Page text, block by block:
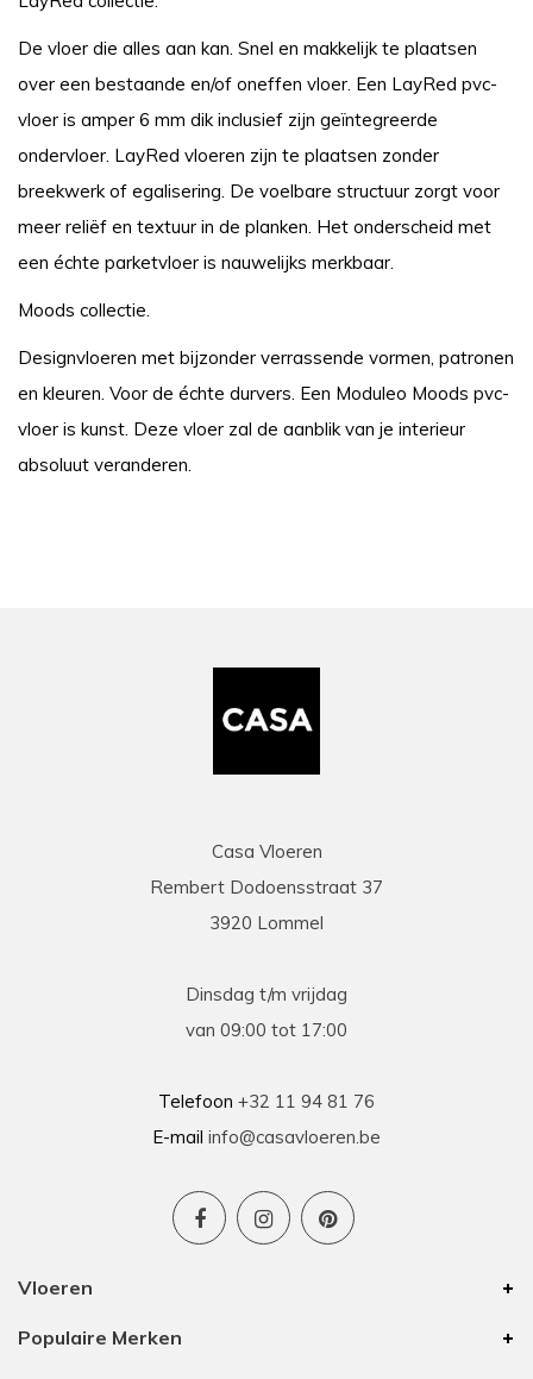
De vloer die alles aan kan. Snel en makkelijk te plaatsen
over een bestaande en/of oneffen vloer. Een LayRed pvc-
vloer is amper 6 mm dik inclusief zijn geïntegreerde
ondervloer. LayRed vloeren zijn te plaatsen zonder
breekwerk of egalisering. De voelbare structuur zorgt voor
meer reliëf en textuur in de planken. Het onderscheid met
een échte parketvloer is nauwelijks merkbaar.
Moods collectie.
Designvloeren met bijzonder verrassende vormen, patronen
en kleuren. Voor de échte durvers. Een Moduleo Moods pvc-
vloer is kunst. Deze vloer zal de aanblik van je interieur
absoluut veranderen.
Casa Vloeren
Rembert Dodoensstraat 37
3920 Lommel
Dinsdag t/m vrijdag
van 09:00 tot 17:00
Telefoon +32 11 94 81 76
E-mail info@casavloeren.be
Vloeren
Populaire Merken